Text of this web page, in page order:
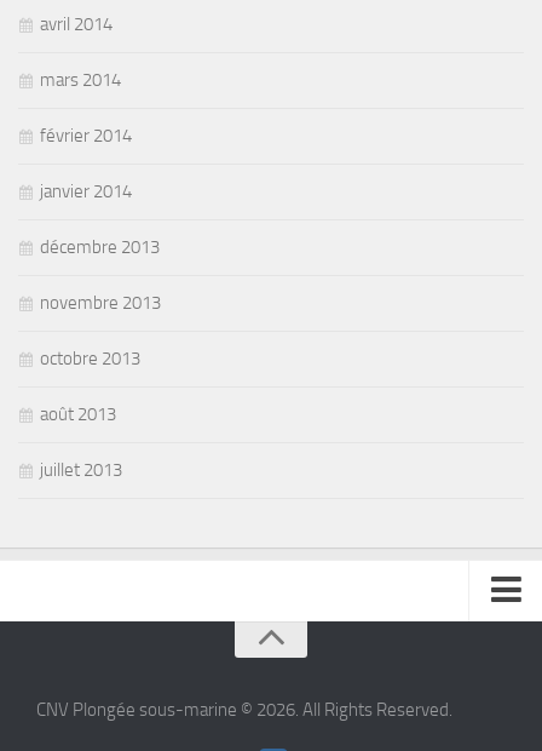
avril 2014
mars 2014
février 2014
janvier 2014
décembre 2013
novembre 2013
octobre 2013
août 2013
juillet 2013
CNV Plongée sous-marine © 2026. All Rights Reserved.